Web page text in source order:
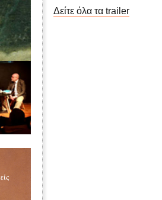
Δείτε όλα τα trailer